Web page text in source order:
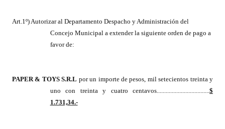
Antiguos Pobladores
Registros y Distinciones
Art.1º) Autorizar al Departamento Despacho y Administración del
Concejo Municipal a extender la siguiente orden de pago a
favor de:
PAPER & TOYS S.R.L por un importe de pesos, mil setecientos treinta y
uno con treinta y cuatro centavos...................................$
1.731,34.-